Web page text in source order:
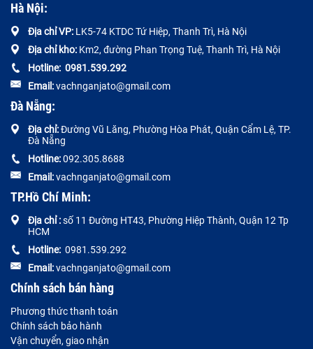
Hà Nội:
Địa chỉ VP: LK5-74 KTDC Tứ Hiệp, Thanh Trì, Hà Nội
Địa chỉ kho: Km2, đường Phan Trọng Tuệ, Thanh Trì, Hà Nội
Hotline: 0981.539.292
Email:vachnganjato@gmail.com
Đà Nẵng:
Địa chỉ:Đường Vũ Lăng, Phường Hòa Phát, Quận Cẩm Lệ, TP.
Đà Nẵng
Hotline:092.305.8688
Email:vachnganjato@gmail.com
TP.Hồ Chí Minh:
Địa chỉ :số 11 Đường HT43, Phường Hiệp Thành, Quận 12 Tp
HCM
Hotline: 0981.539.292
Email:vachnganjato@gmail.com
Chính sách bán hàng
Phương thức thanh toán
Chính sách bảo hành
Vận chuyển, giao nhận